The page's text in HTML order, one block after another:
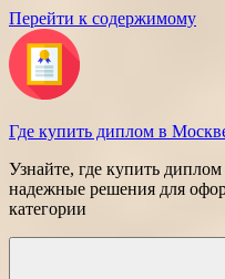
Перейти к содержимому
Где купить диплом в
Узнайте, где купить
надежные решения для
категории